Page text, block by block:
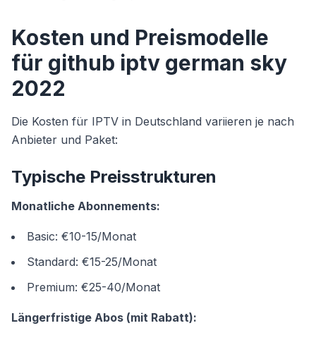
Kosten und Preismodelle
für github iptv german sky
2022
Die Kosten für IPTV in Deutschland variieren je nach
Anbieter und Paket:
Typische Preisstrukturen
Monatliche Abonnements:
Basic: €10-15/Monat
Standard: €15-25/Monat
Premium: €25-40/Monat
Längerfristige Abos (mit Rabatt):